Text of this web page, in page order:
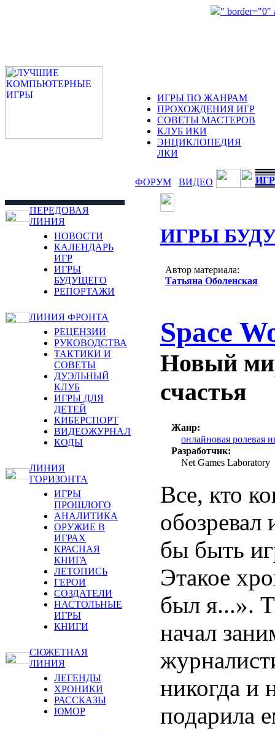
" border="0"
ИГРЫ ПО ЖАНРАМ
ПРОХОЖДЕНИЯ ИГР
СОВЕТЫ МАСТЕРОВ
КЛУБ ИКИ
ЭНЦИКЛОПЕДИЯ
ЛКИ
ФОРУМ ВИДЕО
ПЕРЕДОВАЯ
ЛИНИЯ
НОВОСТИ
КАЛЕНДАРЬ
ИГР
ИГРЫ
БУДУЩЕГО
РЕПОРТАЖИ
ЛИНИЯ ФРОНТА
РЕЦЕНЗИИ
РУКОВОДСТВА
ТАКТИКИ И
СОВЕТЫ
ДУЭЛЬНЫЙ
КЛУБ
ИГРЫ ДЛЯ
ДЕТЕЙ
КИБЕРСПОРТ
ВИДЕОЖУРНАЛ
КОДЫ
ЛИНИЯ
ГОРИЗОНТА
ИГРЫ
ПРОШЛОГО
АНАЛИТИКА
ОРУЖИЕ В
ИГРАХ
КРАСНАЯ
КНИГА
ЛЕТОПИСЬ
ГЕРОИ
СОЗДАТЕЛИ
НАСТОЛЬНЫЕ
ИГРЫ
КНИГИ
СЮЖЕТНАЯ
ЛИНИЯ
ЛЕГЕНДЫ
ХРОНИКИ
РАССКАЗЫ
ЮМОР
ИГРЫ
Автор материала:
Татьяна Оболенская
Space
Новый
счастья
Жанр:
онлайновая ролевая
Разработчик:
Net Games Laboratory
Все, кто
обозревал
бы быть
Этакое
был я...».
начал
никогда и
подарила